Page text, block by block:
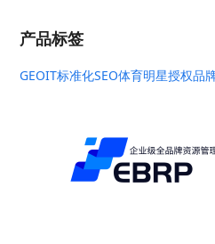
产品标签
GEOIT标准化SEO体育明星授权品